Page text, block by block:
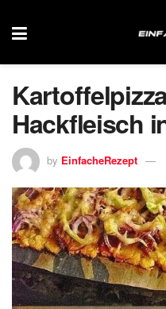
Hackfleisch
by EinfacheRezept